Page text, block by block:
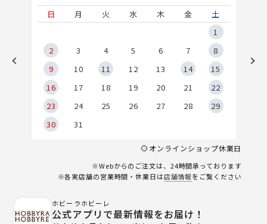
日
月 火 水 木 金
土
1
2
3 4 5 6 7
8
9
10 11 12 13 14
15
16
17 18 19 20 21
22
23
24 25 26 27 28
29
30
31
オンラインショップ休業日
※Webからのご注文は、24時間承っております
※各実店舗の営業時間・休業日は店舗情報をご覧ください
ホビーラホビーレ
公式アプリで最新情報をお届け！